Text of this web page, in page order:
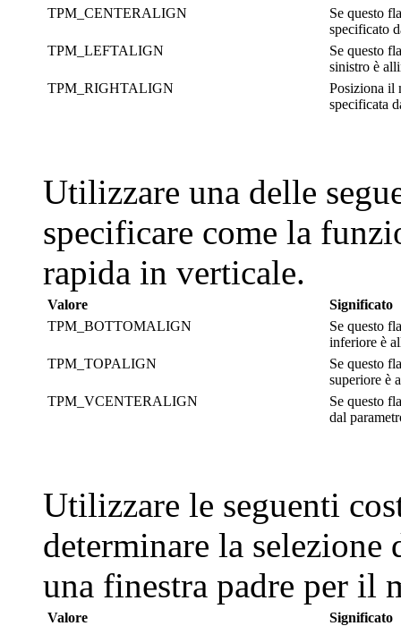
TPM_CENTERALIGN
Se questo
specificato
TPM_LEFTALIGN
Se questo
sinistro è
TPM_RIGHTALIGN
Posiziona il
specificata
Utilizzare una delle
specificare come la
rapida in verticale.
Valore
Significato
TPM_BOTTOMALIGN
Se questo
inferiore è
TPM_TOPALIGN
Se questo
superiore è
TPM_VCENTERALIGN
Se questo
dal
Utilizzare le seguenti
determinare la selezione
una finestra padre per il
Valore
Significato